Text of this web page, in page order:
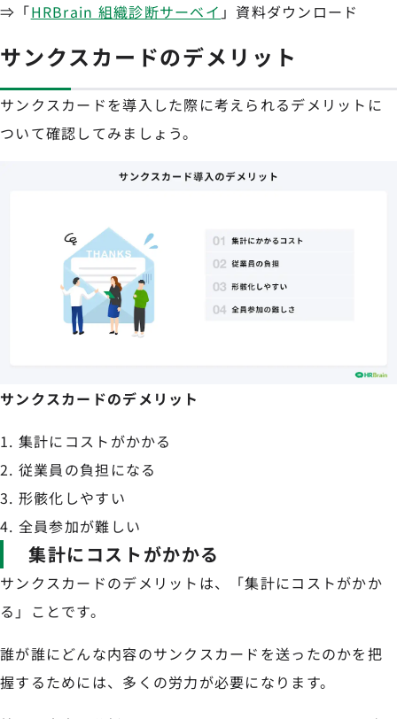
⇒「HRBrain 組織診断サーベイ 」資料ダウンロード
サンクスカードのデメリット
サンクスカードを導入した際に考えられるデメリットに
ついて確認してみましょう。
サンクスカードのデメリット
集計にコストがかかる
従業員の負担になる
形骸化しやすい
全員参加が難しい
集計にコストがかかる
サンクスカードのデメリットは、「集計にコストがかか
る」ことです。
誰が誰にどんな内容のサンクスカードを送ったのかを把
握するためには、多くの労力が必要になります。